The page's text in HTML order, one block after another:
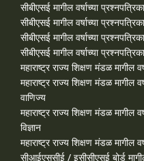
सीबीएसई मागील वर्षाच्या
सीबीएसई मागील वर्षाच्या
सीबीएसई मागील वर्षाच्या
सीबीएसई मागील वर्षाच्या
महाराष्ट्र राज्य शिक्षण मंडळ मागील
महाराष्ट्र राज्य शिक्षण मंडळ मागील
वाणिज्य
महाराष्ट्र राज्य शिक्षण मंडळ मागील
विज्ञान
महाराष्ट्र राज्य शिक्षण मंडळ मागील
सीआईएससीई / इसीसीएसई बोर्ड